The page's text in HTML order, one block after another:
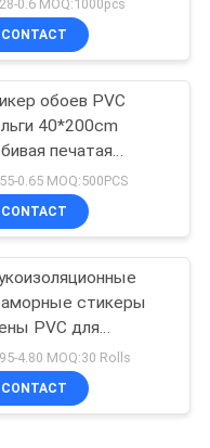
27
PVC
0.6 MOQ:1000pcs
CONTACT
обоев PVC
40*200cm
печатая
0.65 MOQ:500PCS
CONTACT
стикеры
PVC для
комнаты,
45cmx10m
4.80 MOQ:30 Rolls
CONTACT